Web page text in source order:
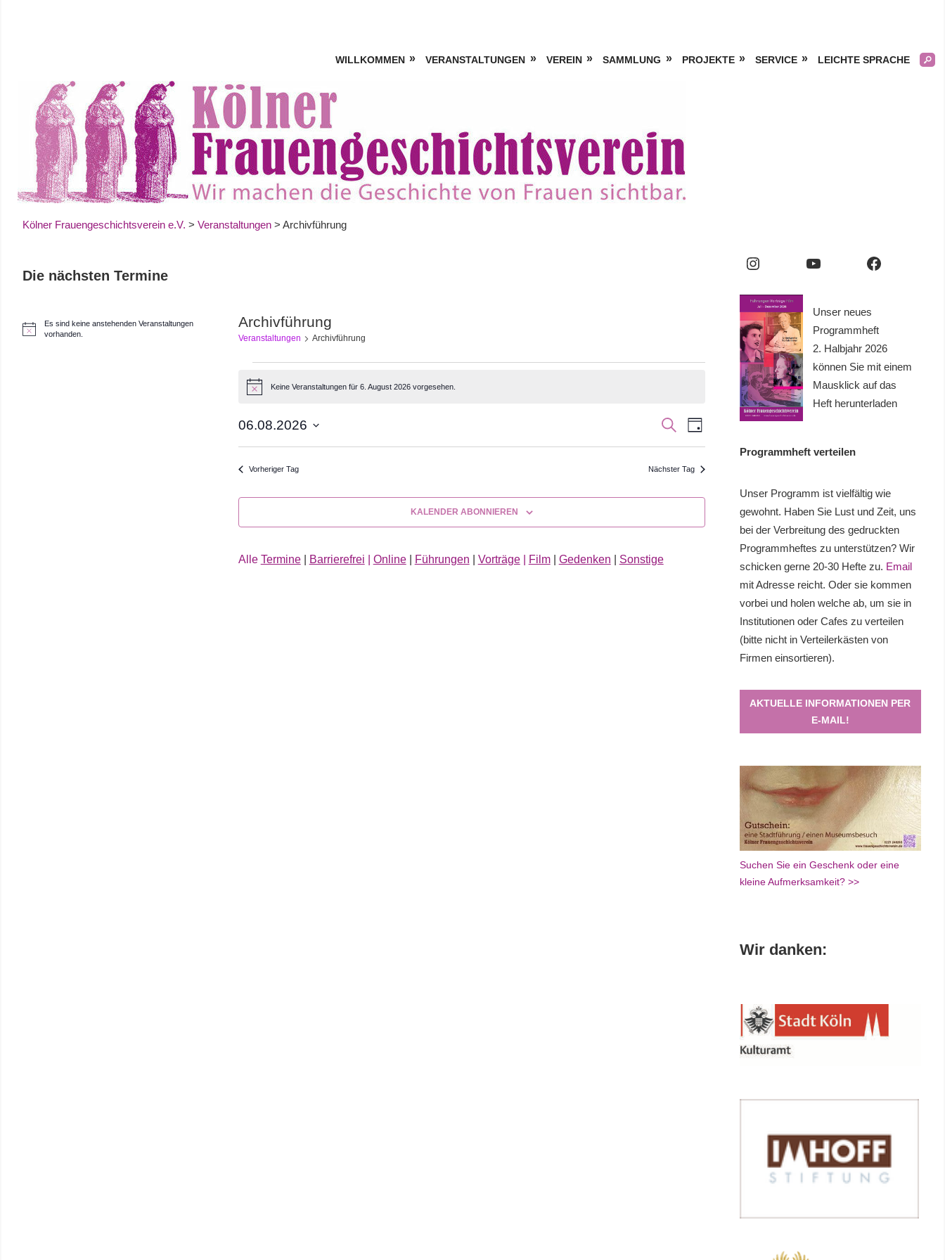
WILLKOMMEN VERANSTALTUNGEN VEREIN SAMMLUNG PROJEKTE SERVICE LEICHTE SPRACHE
Kölner Frauengeschichtsverein e.V. > Veranstaltungen > Archivführung
Archivführung
Veranstaltungen Archivführung
Veranstaltungen
6.
HinweisKeine Veranstaltungen für 6. August 2026 vorgesehen.
Veranstaltungen
Ansichten,
Navigation
SUCHEVeranstaltung
Ansichten-
Navigation
TAG
06.08.2026
Datum
wählen.
Vorheriger Tag Nächster Tag
KALENDER ABONNIEREN
Alle Termine| Barrierefrei Online| Führungen Vorträge| Film| Gedenken Sonstige
Die nächsten Termine
H
Es sind keine anstehenden Veranstaltungen
vorhanden.
Instagram YouTube Facebook
Unser neues
Programmheft
2. Halbjahr 2026
können Sie mit einem
Mausklick auf das
Heft herunterladen
Programmheft verteilen
Unser Programm ist vielfältig wie
gewohnt. Haben Sie Lust und Zeit, uns
bei der Verbreitung des gedruckten
Programmheftes zu unterstützen? Wir
schicken gerne 20-30 Hefte zu. Email
mit Adresse reicht. Oder sie kommen
vorbei und holen welche ab, um sie in
Institutionen oder Cafes zu verteilen
(bitte nicht in Verteilerkästen von
Firmen einsortieren).
AKTUELLE INFORMATIONEN PER
E-MAIL!
Suchen Sie ein Geschenk oder eine
kleine Aufmerksamkeit? >>
Wir danken: